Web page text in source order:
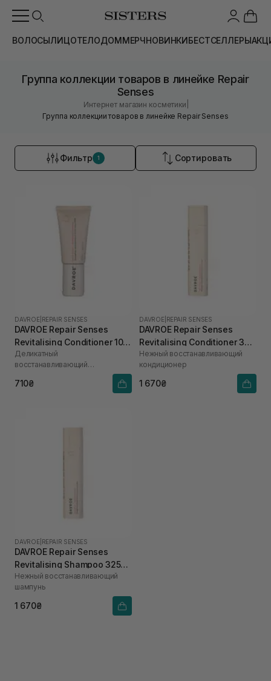
ВОЛОСЫЛИЦОТЕЛОДОММЕРЧНОВИНКИБЕСТСЕЛЛЕРЫ
Группа коллекции товаров в линейке Repair
Senses
Интернет магазин косметики
Группа коллекции товаров в линейке Repair Senses
Фильтр 1 Сортировать
DAVROE REPAIR SENSES
DAVROE Repair Senses
Revitalising Conditioner 100
мл
Деликатный
восстанавливающий
710₴
DAVROE REPAIR SENSES
DAVROE Repair Senses
Revitalising Conditioner 325
мл
Нежный восстанавливающий
кондиционер
1 670₴
DAVROE REPAIR SENSES
DAVROE Repair Senses
Revitalising Shampoo 325
мл
Нежный восстанавливающий
шампунь
1 670₴